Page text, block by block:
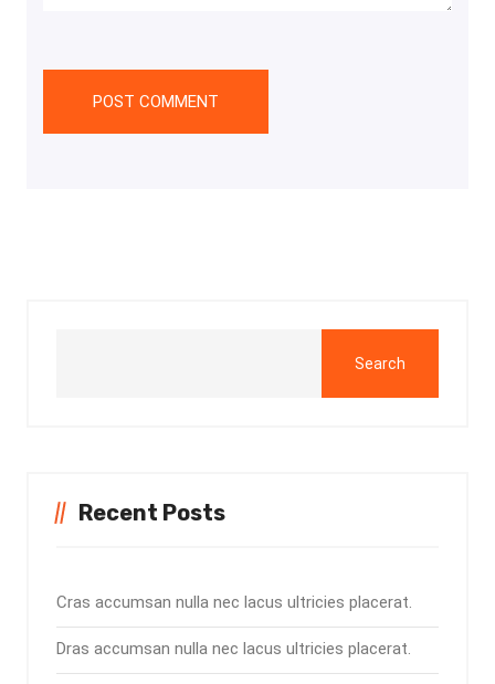
Search
Recent Posts
Cras accumsan nulla nec lacus ultricies placerat.
Dras accumsan nulla nec lacus ultricies placerat.